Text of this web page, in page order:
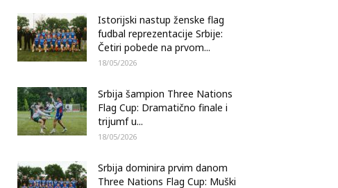
Istorijski nastup ženske flag
fudbal reprezentacije Srbije:
Četiri pobede na prvom...
18/05/2026
Srbija šampion Three Nations
Flag Cup: Dramatično finale i
trijumf u...
18/05/2026
Srbija dominira prvim danom
Three Nations Flag Cup: Muški